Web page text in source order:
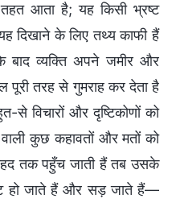
आता है; यह किसी भ्रष्ट
दिखाने के लिए तथ्य काफी हैं
बाद व्यक्ति अपने जमीर और
पूरी तरह से गुमराह कर देता है
विचारों और दृष्टिकोणों को
कुछ कहावतों और मतों को
तक पहुँच जाती हैं तब उसके
हो जाते हैं और सड़ जाते हैं—